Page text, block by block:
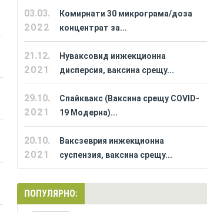
03.03.
2022
Комирнати 30 микрограма/доза
концентрат за...
21.12.
2021
Нуваксовид инжекционна
дисперсия, ваксина срещу...
29.10.
2021
Спайквакс (Ваксина срещу COVID-
19 Модерна)...
20.10.
2021
Ваксзеврия инжекционна
суспензия, ваксина срещу...
ПОПУЛЯРНО: